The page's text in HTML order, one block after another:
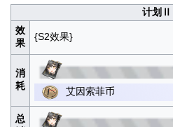
计划Ⅱ
效
果
{S2效果}
消
耗
艾因索菲币
总